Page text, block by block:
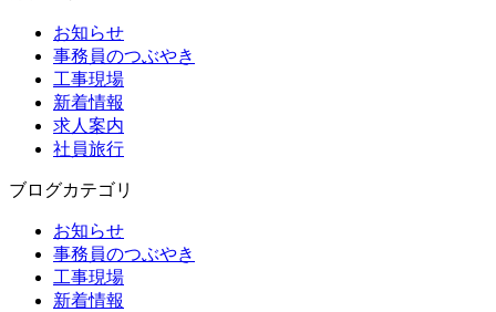
お知らせ
事務員のつぶやき
工事現場
新着情報
求人案内
社員旅行
ブログカテゴリ
お知らせ
事務員のつぶやき
工事現場
新着情報